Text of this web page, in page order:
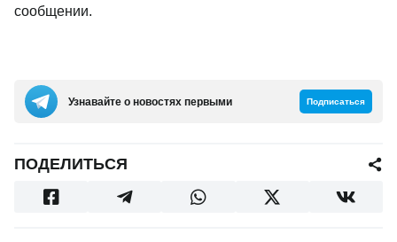
сообщении.
Узнавайте о новостях первыми Подписаться
ПОДЕЛИТЬСЯ